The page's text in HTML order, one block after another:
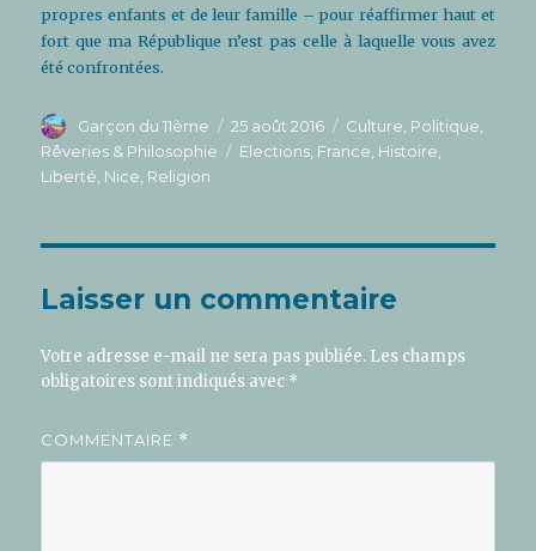
propres enfants et de leur famille – pour réaffirmer haut et
fort que ma République n’est pas celle à laquelle vous avez
été confrontées.
Auteur
Garçon du 11ème
Publié
le
25 août 2016 Catégories
Culture Politique
Rêveries & Philosophie
Étiquettes
Elections France Histoire
Liberté Nice Religion
Laisser un commentaire
Votre adresse e-mail ne sera pas publiée. Les champs
obligatoires sont indiqués avec *
COMMENTAIRE *